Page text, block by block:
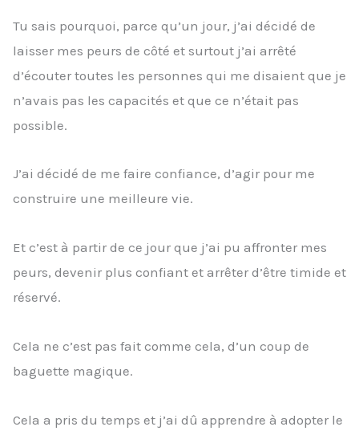
Tu sais pourquoi, parce qu’un jour, j’ai décidé de
laisser mes peurs de côté et surtout j’ai arrêté
d’écouter toutes les personnes qui me disaient que je
n’avais pas les capacités et que ce n’était pas
possible.
J’ai décidé de me faire confiance, d’agir pour me
construire une meilleure vie.
Et c’est à partir de ce jour que j’ai pu affronter mes
peurs, devenir plus confiant et arrêter d’être timide et
réservé.
Cela ne c’est pas fait comme cela, d’un coup de
baguette magique.
Cela a pris du temps et j’ai dû apprendre à adopter le